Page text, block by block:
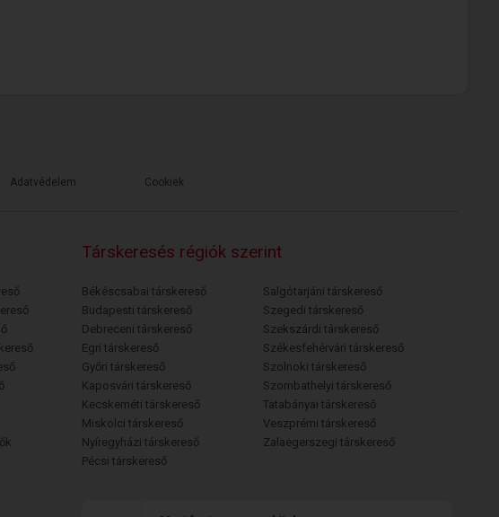
Adatvédelem Cookiek
Társkeresés régiók szerint
Békéscsabai társkereső
Budapesti társkereső
Debreceni társkereső
Egri társkereső
Győri társkereső
Kaposvári társkereső
Kecskeméti társkereső
Miskolci társkereső
Nyíregyházi társkereső
Pécsi társkereső
Salgótarjáni társkereső
Szegedi társkereső
Szekszárdi társkereső
Székesfehérvári társkereső
Szolnoki társkereső
Szombathelyi társkereső
Tatabányai társkereső
Veszprémi társkereső
Zalaegerszegi társkereső